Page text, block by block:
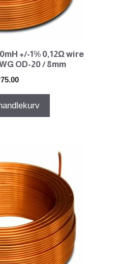
+/-1% 0,12Ω wire
OD-20 / 8mm
75.00